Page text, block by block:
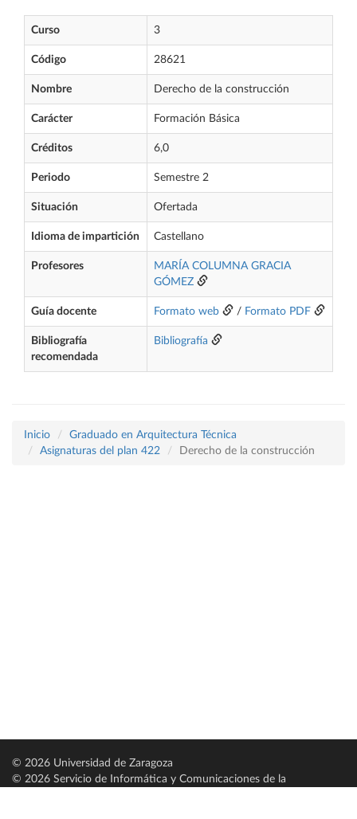
Curso 3
Código 28621
Nombre Derecho de la construcción
Carácter Formación Básica
Créditos 6,0
Periodo Semestre 2
Situación Ofertada
Idioma de impartición Castellano
Profesores
MARÍA COLUMNA GRACIA
GÓMEZ
Guía docente Formato web / Formato PDF
Bibliografía
recomendada
Bibliografía
Inicio
Graduado en Arquitectura Técnica
Asignaturas del plan 422
Derecho de la construcción
© 2026 Universidad de Zaragoza
© 2026 Servicio de Informática y Comunicaciones de la